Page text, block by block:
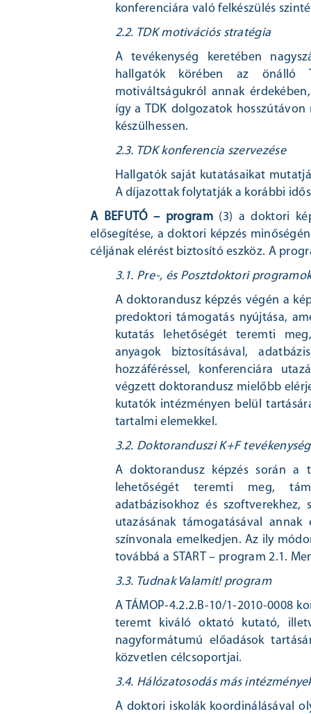
konferenciára való felkészülés
2.2. TDK motivációs stratégia
A tevékenység keretében
hallgatók körében az önálló
motiváltságukról annak
így a TDK dolgozatok
készülhessen.
2.3. TDK konferencia szervezése
Hallgatók saját kutatásaikat
A díjazottak folytatják a korábbi
A BEFUTÓ – program(3) a doktori
elősegítése, a doktori képzés
céljának elérést biztosító eszköz. A
3.1. Pre-, és Posztdoktori
A doktorandusz képzés végén a
predoktori támogatás nyújtása,
kutatás lehetőségét teremti
anyagok biztosításával,
hozzáféréssel, konferenciára
végzett doktorandusz mielőbb
kutatók intézményen belül
tartalmi elemekkel.
3.2. Doktoranduszi K+F
A doktorandusz képzés során a
lehetőségét teremti meg,
adatbázisokhoz és szoftverekhez,
utazásának támogatásával annak
színvonala emelkedjen. Az ily
továbbá a START – program 2.1.
3.3. Tudnak Valamit! program
A TÁMOP-4.2.2.B-10/1-2010-0008
teremt kiváló oktató kutató,
nagyformátumú előadások
közvetlen célcsoportjai.
3.4. Hálózatosodás más
A doktori iskolák koordinálásával